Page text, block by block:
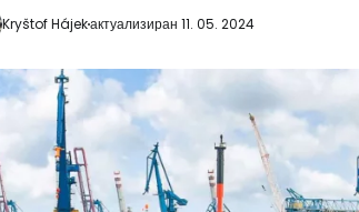
Kryštof Hájekактуализиран 11. 05. 2024